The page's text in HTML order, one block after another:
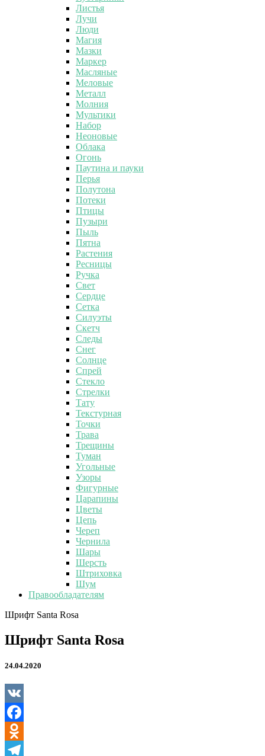
Листья
Лучи
Люди
Магия
Мазки
Маркер
Масляные
Меловые
Металл
Молния
Мультики
Набор
Неоновые
Облака
Огонь
Паутина и пауки
Перья
Полутона
Потеки
Птицы
Пузыри
Пыль
Пятна
Растения
Ресницы
Ручка
Свет
Сердце
Сетка
Силуэты
Скетч
Следы
Снег
Солнце
Спрей
Стекло
Стрелки
Тату
Текстурная
Точки
Трава
Трещины
Туман
Угольные
Узоры
Фигурные
Царапины
Цветы
Цепь
Череп
Чернила
Шары
Шерсть
Штриховка
Шум
Правообладателям
Шрифт Santa Rosa
Шрифт Santa Rosa
24.04.2020
VK
Facebook
Odnoklassniki